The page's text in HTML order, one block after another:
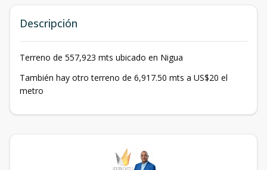
Descripción
Terreno de 557,923 mts ubicado en Nigua
También hay otro terreno de 6,917.50 mts a US$20 el
metro